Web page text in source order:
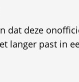
dat deze
langer past in